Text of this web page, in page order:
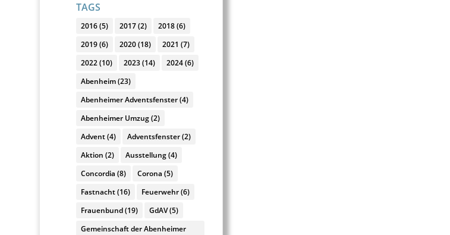
TAGS
2016(5) 2017(2) 2018(6)
2019(6) 2020(18) 2021 (7)
2022(10) 2023(14) 2024(6)
Abenheim(23)
Abenheimer Adventsfenster(4)
Abenheimer Umzug(2)
Advent(4) Adventsfenster(2)
Aktion (2) Ausstellung(4)
Concordia (8) Corona (5)
Fastnacht(16) Feuerwehr(6)
Frauenbund(19) GdAV(5)
Gemeinschaft der Abenheimer